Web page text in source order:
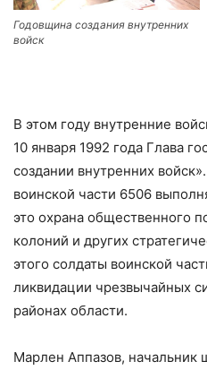
Годовщина создания внутренних
войск
В этом году внутренние
10 января 1992 года Глава
создании внутренних
воинской части 6506
это охрана общественного
колоний и других
этого солдаты воинской
ликвидации чрезвычайных
районах области.
Марлен Аппазов, начальник